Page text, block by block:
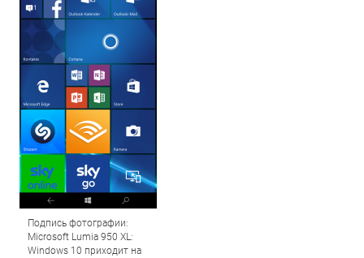
Подпись фотографии:
Microsoft Lumia 950 XL:
Windows 10 приходит на